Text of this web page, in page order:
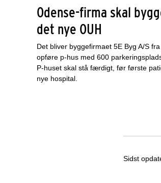
Odense-firma skal
det nye OUH
Det bliver byggefirmaet 5E Byg A/S
opføre p-hus med 600
P-huset skal stå færdigt, før første
nye hospital.
Sidst